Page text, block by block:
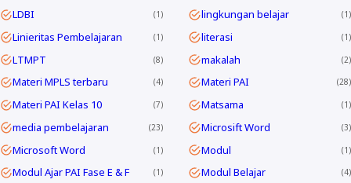
LDBI 1 lingkungan belajar 1
Linieritas Pembelajaran 1 literasi 1
LTMPT 8 makalah 2
Materi MPLS terbaru 4 Materi PAI 28
Materi PAI Kelas 10 7 Matsama 1
media pembelajaran 23 Microsift Word 3
Microsoft Word 1 Modul 1
Modul Ajar PAI Fase E & F 1 Modul Belajar 4